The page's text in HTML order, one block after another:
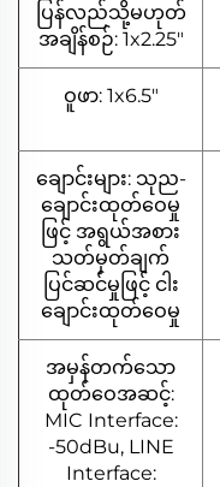
ပြန်လည်သို့မဟုတ်
အချိန်စဉ်: 1x2.25"
ဝူဖာ: 1x6.5"
ချောင်းများ: သုည-
ချောင်းထုတ်ဝေမှု
ဖြင့် အရွယ်အစား
သတ်မှတ်ချက်
ပြင်ဆင်မှုဖြင့် ငါး
ချောင်းထုတ်ဝေမှု
အမှန်တက်သော
ထုတ်ဝေအဆင့်:
MIC Interface:
-50dBu, LINE
Interface: